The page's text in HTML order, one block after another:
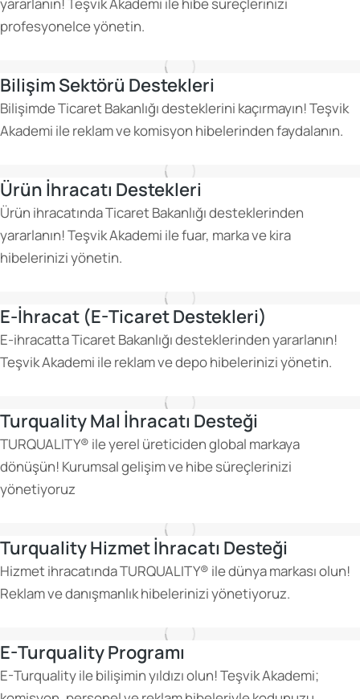
profesyonelce yönetin.
Bilişim Sektörü Destekleri
Bilişimde Ticaret Bakanlığı desteklerini kaçırmayın! Teşvik
Akademi ile reklam ve komisyon hibelerinden faydalanın.
Ürün İhracatı Destekleri
Ürün ihracatında Ticaret Bakanlığı desteklerinden
yararlanın! Teşvik Akademi ile fuar, marka ve kira
hibelerinizi yönetin.
E-İhracat (E-Ticaret Destekleri)
E-ihracatta Ticaret Bakanlığı desteklerinden yararlanın!
Teşvik Akademi ile reklam ve depo hibelerinizi yönetin.
Turquality Mal İhracatı Desteği
TURQUALITY® ile yerel üreticiden global markaya
dönüşün! Kurumsal gelişim ve hibe süreçlerinizi
yönetiyoruz
Turquality Hizmet İhracatı Desteği
Hizmet ihracatında TURQUALITY® ile dünya markası olun!
Reklam ve danışmanlık hibelerinizi yönetiyoruz.
E-Turquality Programı
E-Turquality ile bilişimin yıldızı olun! Teşvik Akademi;